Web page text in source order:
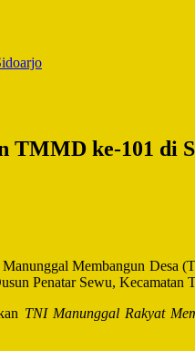
TMMD ke-101 di
Manunggal Membangun Desa
Penatar Sewu,
TNI Manunggal Rakyat